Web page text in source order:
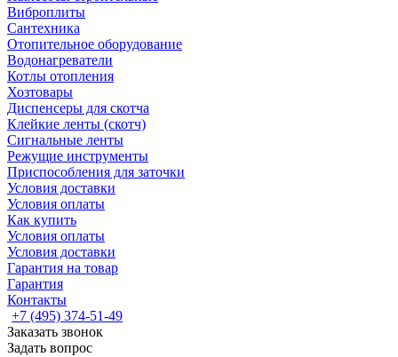
Виброплиты
Сантехника
Отопительное оборудование
Водонагреватели
Котлы отопления
Хозтовары
Диспенсеры для скотча
Клейкие ленты (скотч)
Сигнальные ленты
Режущие инструменты
Приспособления для заточки
Условия доставки
Условия оплаты
Как купить
Условия оплаты
Условия доставки
Гарантия на товар
Гарантия
Контакты
+7 (495) 374-51-49
Заказать звонок
Задать вопрос